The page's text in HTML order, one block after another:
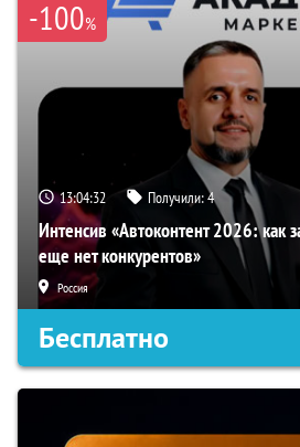
-100%
13:04:31 Получили:4
Интенсив «Автоконтент 2026: как
еще нет конкурентов»
Россия
Бесплатно